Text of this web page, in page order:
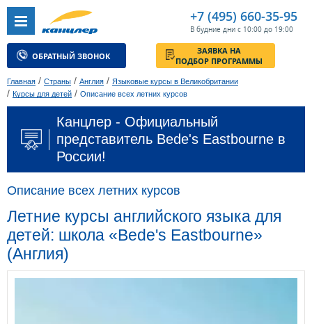
+7 (495) 660-35-95
В будние дни с 10:00 до 19:00
ОБРАТНЫЙ ЗВОНОК
ЗАЯВКА НА
ПОДБОР ПРОГРАММЫ
Главная / Страны / Англия / Языковые курсы в Великобритании
/ Курсы для детей / Описание всех летних курсов
Канцлер - Официальный
представитель Bede's Eastbourne в
России!
Описание всех летних курсов
Летние курсы английского языка для
детей: школа «Bede's Eastbourne»
(Англия)